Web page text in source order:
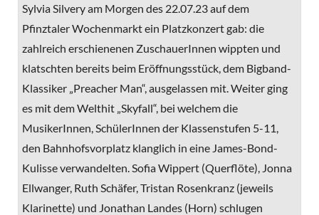
Sylvia Silvery am Morgen des 22.07.23 auf dem
Pfinztaler Wochenmarkt ein Platzkonzert gab: die
zahlreich erschienenen ZuschauerInnen wippten und
klatschten bereits beim Eröffnungsstück, dem Bigband-
Klassiker „Preacher Man“, ausgelassen mit. Weiter ging
es mit dem Welthit „Skyfall“, bei welchem die
MusikerInnen, SchülerInnen der Klassenstufen 5-11,
den Bahnhofsvorplatz klanglich in eine James-Bond-
Kulisse verwandelten. Sofia Wippert (Querflöte), Jonna
Ellwanger, Ruth Schäfer, Tristan Rosenkranz (jeweils
Klarinette) und Jonathan Landes (Horn) schlugen